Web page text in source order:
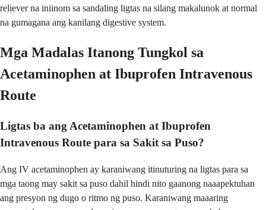
reliever na iniinom sa sandaling ligtas na silang makalunok at normal
na gumagana ang kanilang digestive system.
Mga Madalas Itanong Tungkol sa
Acetaminophen at Ibuprofen Intravenous
Route
Ligtas ba ang Acetaminophen at Ibuprofen
Intravenous Route para sa Sakit sa Puso?
Ang IV acetaminophen ay karaniwang itinuturing na ligtas para sa
mga taong may sakit sa puso dahil hindi nito gaanong naaapektuhan
ang presyon ng dugo o ritmo ng puso. Karaniwang maaaring